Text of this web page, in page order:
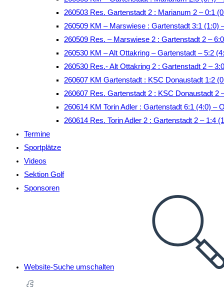
260503 Res. Gartenstadt 2 : Marianum 2 – 0:1
260509 KM – Marswiese : Gartenstadt 3:1 (1:0)
260509 Res. – Marswiese 2 : Gartenstadt 2 –
260530 KM – Alt Ottakring – Gartenstadt – 5:2
260530 Res.- Alt Ottakring 2 : Gartenstadt 2 –
260607 KM Gartenstadt : KSC Donaustadt 1:2
260607 Res. Gartenstadt 2 : KSC Donaustadt 2
260614 KM Torin Adler : Gartenstadt 6:1 (4:0) –
260614 Res. Torin Adler 2 : Gartenstadt 2 – 1:4
Termine
Sportplätze
Videos
Sektion Golf
Sponsoren
Website-Suche umschalten